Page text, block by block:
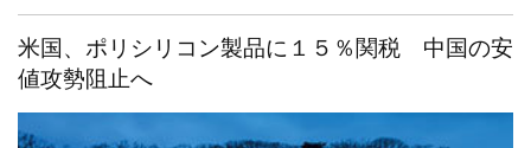
米国、ポリシリコン製品に１５％関税 中国の安
値攻勢阻止へ